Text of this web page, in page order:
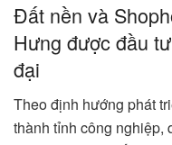
Đất nền và
Hưng được đầu
đại
Theo định hướng phát
thành tỉnh công nghiệp,